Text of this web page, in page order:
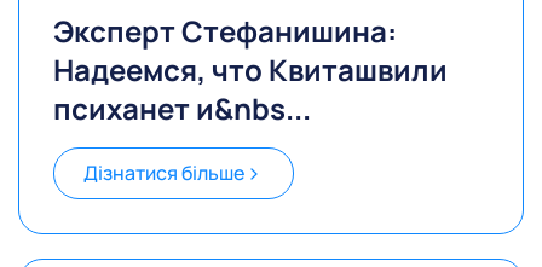
Эксперт Стефанишина:
Надеемся, что Квиташвили
психанет и&nbs...
Дізнатися більше